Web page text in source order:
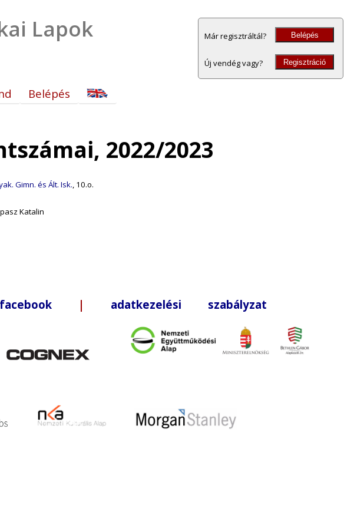
Lapok Már regisztráltál? Belépés
Új vendég vagy? Regisztráció
Belépés
2022/2023
Gimn. és Ált. Isk., 10.o.
Katalin
facebook | adatkezelési szabályzat